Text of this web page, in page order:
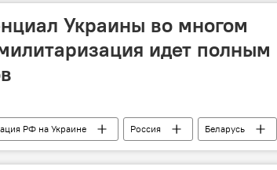
Украины во многом
идет полным
РФ на Украине Россия Беларусь